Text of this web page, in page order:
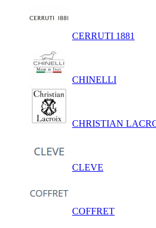
CERRUTI 1881
CHINELLI
CHRISTIAN
CLEVE
COFFRET